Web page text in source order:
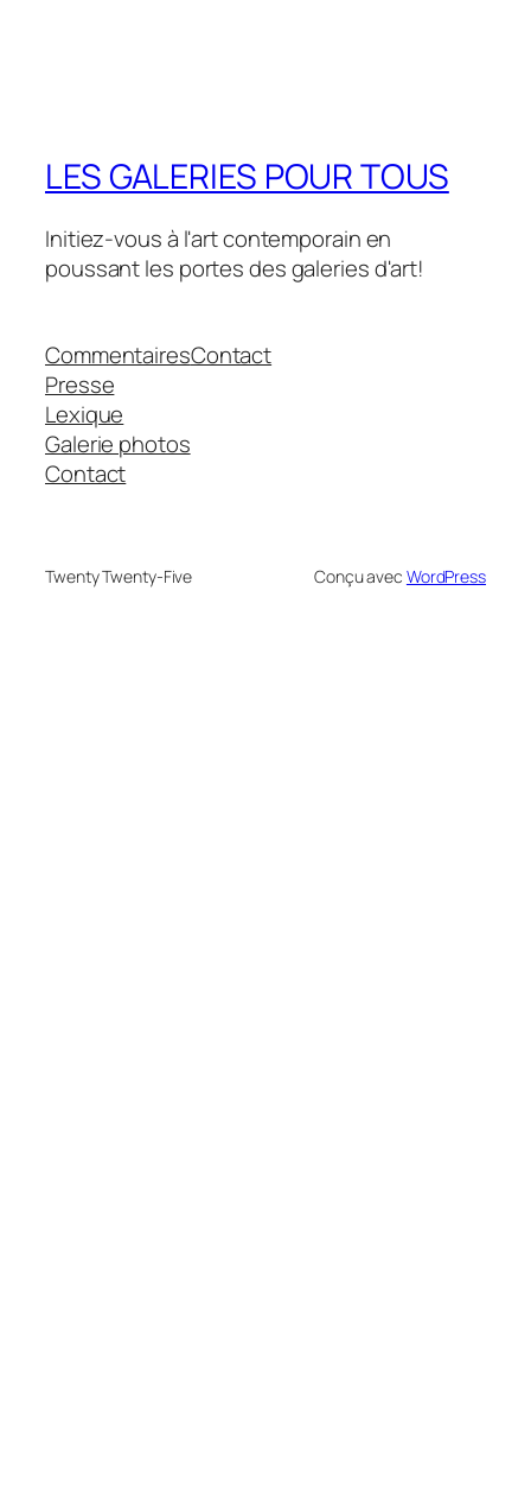
LES GALERIES POUR TOUS
Initiez-vous à l'art contemporain en
poussant les portes des galeries d'art!
Commentaires
Presse
Lexique
Galerie photos
Contact
Contact
Twenty Twenty-Five Conçu avec WordPress